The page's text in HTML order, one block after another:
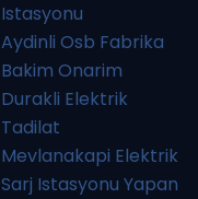
Istasyonu
Aydinli Osb Fabrika
Bakim Onarim
Durakli Elektrik
Tadilat
Mevlanakapi Elektrik
Sarj Istasyonu Yapan